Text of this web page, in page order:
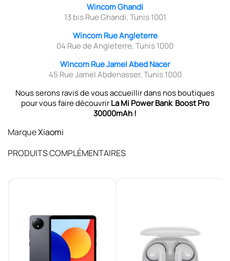
Wincom Ghandi
13 bis Rue Ghandi, Tunis 1001
Wincom Rue Angleterre
04 Rue de Angleterre, Tunis 1000
Wincom Rue Jamel Abed Nacer
45 Rue Jamel Abdenasser, Tunis 1000
Nous serons ravis de vous accueillir dans nos boutiques
pour vous faire découvrirLa Mi Power Bank Boost Pro
30000mAh !
MarqueXiaomi
PRODUITS COMPLÉMENTAIRES